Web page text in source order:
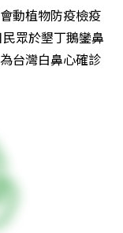
動植物防疫檢疫
眾於墾丁鵝鑾鼻
台灣白鼻心確診